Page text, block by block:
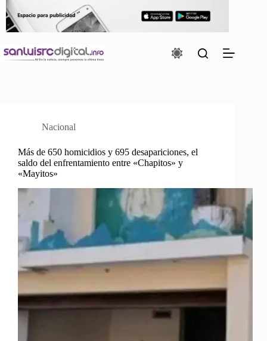
contenido
Nacional
Más de 650 homicidios y 695 desapariciones, el
saldo del enfrentamiento entre «Chapitos» y
«Mayitos»